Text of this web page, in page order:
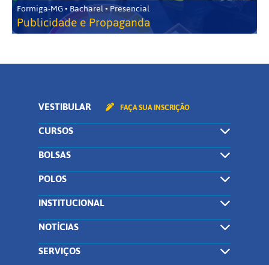
Formiga-MG • Bacharel • Presencial
Publicidade e Propaganda
VESTIBULAR FAÇA SUA INSCRIÇÃO
CURSOS
BOLSAS
POLOS
INSTITUCIONAL
NOTÍCIAS
SERVIÇOS